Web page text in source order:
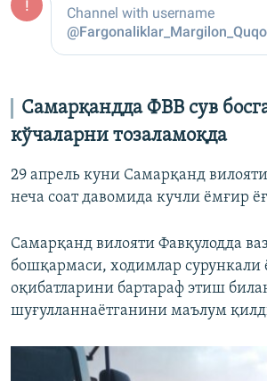
Самарқандда ФВВ сув
кўчаларни тозаламоқда
29 апрель куни Самарқанд
неча соат давомида кучли ёмғир
Самарқанд вилояти Фавқулодда
бошқармаси, ходимлар сурункали
оқибатларини бартараф этиш
шуғулланнаётганини маълум